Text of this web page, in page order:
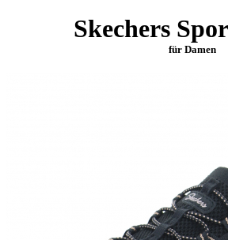
Skechers
für Damen